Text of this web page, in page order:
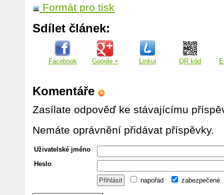
Formát pro tisk
Sdílet článek:
Facebook Google + Linkuj QR kód
Komentáře
Zasílate odpověď ke stávajícímu
Nemáte oprávnění přidávat příspěvky.
Uživatelské jméno
Heslo
napořád zabezpečené